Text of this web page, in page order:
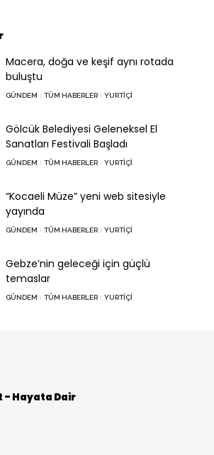
Macera, doğa ve keşif aynı rotada
buluştu
GÜNDEM TÜM HABERLER YURTIÇI
Gölcük Belediyesi Geleneksel El
Sanatları Festivali Başladı
GÜNDEM TÜM HABERLER YURTIÇI
“Kocaeli Müze” yeni web sitesiyle
yayında
GÜNDEM TÜM HABERLER YURTIÇI
Gebze’nin geleceği için güçlü
temaslar
GÜNDEM TÜM HABERLER YURTIÇI
– Hayata Dair